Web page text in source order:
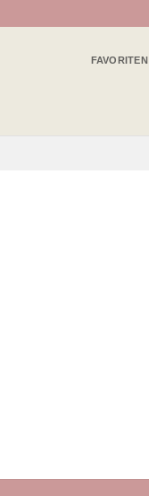
FAVORITEN